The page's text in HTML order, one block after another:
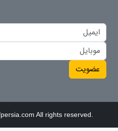
عضویت
All rights reserved.